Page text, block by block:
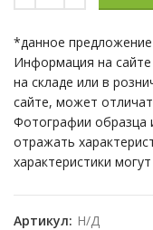
*данное
Информация на сайте
на складе или в
сайте, может
Фотографии образца
отражать
характеристики
Артикул: Н/Д